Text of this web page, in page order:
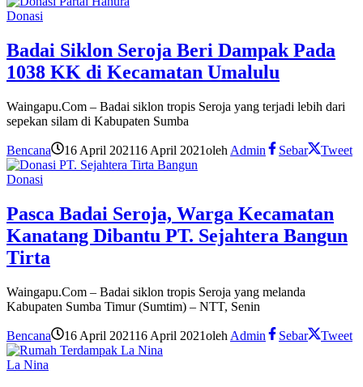
Donasi
Badai Siklon Seroja Beri Dampak Pada
1038 KK di Kecamatan Umalulu
Waingapu.Com – Badai siklon tropis Seroja yang terjadi lebih dari
sepekan silam di Kabupaten Sumba
Bencana 16 April 202116 April 2021oleh Admin Sebar Tweet
Donasi
Pasca Badai Seroja, Warga Kecamatan
Kanatang Dibantu PT. Sejahtera Bangun
Tirta
Waingapu.Com – Badai siklon tropis Seroja yang melanda
Kabupaten Sumba Timur (Sumtim) – NTT, Senin
Bencana 16 April 202116 April 2021oleh Admin Sebar Tweet
La Nina